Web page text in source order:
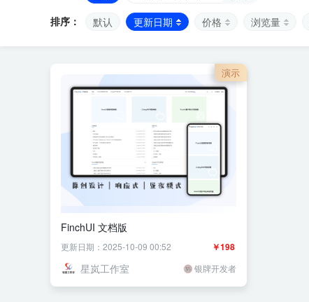
排序：
默认 更新日期 价格 浏览量
演示
FinchUI 文档版
￥198
更新日期：2025-10-09 00:52
星岚工作室 银牌开发者